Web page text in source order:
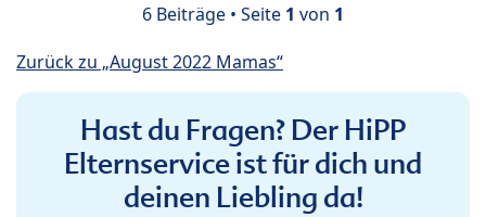
6 Beiträge • Seite 1 von 1
Zurück zu „August 2022 Mamas“
Hast du Fragen? Der HiPP
Elternservice ist für dich und
deinen Liebling da!